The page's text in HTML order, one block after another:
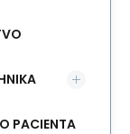
PACIENTA